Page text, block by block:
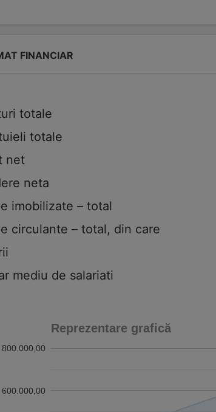
FINANCIAR
totale
totale
net
neta
imobilizate – total
circulante – total, din care
mediu de salariati
Reprezentare grafică
600.000,00
800.000,00